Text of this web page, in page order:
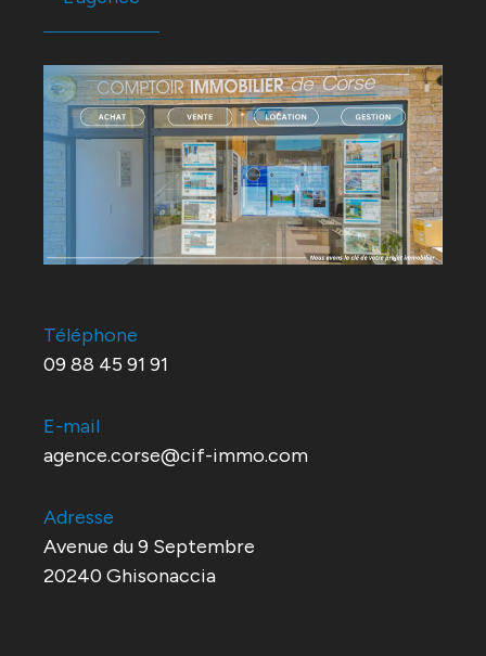
Téléphone
09 88 45 91 91
E-mail
agence.corse@cif-immo.com
Adresse
Avenue du 9 Septembre
20240 Ghisonaccia